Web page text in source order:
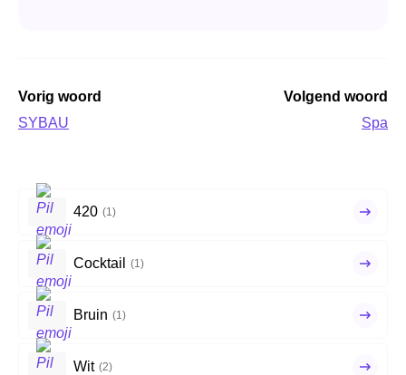
Vorig woord
SYBAU
Volgend woord
Spa
420 (1)
Cocktail (1)
Bruin (1)
Wit (2)